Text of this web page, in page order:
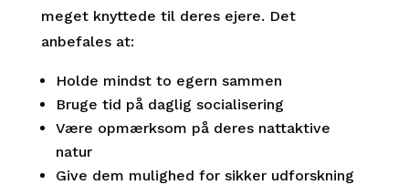
meget knyttede til deres ejere. Det
anbefales at:
Holde mindst to egern sammen
Bruge tid på daglig socialisering
Være opmærksom på deres nattaktive
natur
Give dem mulighed for sikker udforskning